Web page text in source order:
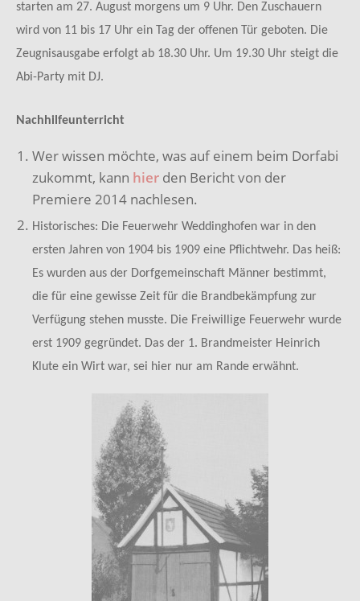
starten am 27. August morgens um 9 Uhr. Den Zuschauern
wird von 11 bis 17 Uhr ein Tag der offenen Tür geboten. Die
Zeugnisausgabe erfolgt ab 18.30 Uhr. Um 19.30 Uhr steigt die
Abi-Party mit DJ.
Nachhilfeunterricht
Wer wissen möchte, was auf einem beim Dorfabi
zukommt, kann hier den Bericht von der
Premiere 2014 nachlesen.
Historisches: Die Feuerwehr Weddinghofen war in den
ersten Jahren von 1904 bis 1909 eine Pflichtwehr. Das heiß:
Es wurden aus der Dorfgemeinschaft Männer bestimmt,
die für eine gewisse Zeit für die Brandbekämpfung zur
Verfügung stehen musste. Die Freiwillige Feuerwehr wurde
erst 1909 gegründet. Das der 1. Brandmeister Heinrich
Klute ein Wirt war, sei hier nur am Rande erwähnt.